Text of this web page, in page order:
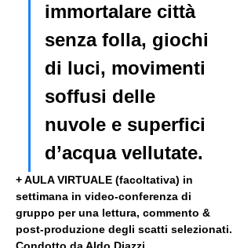
immortalare città
senza folla, giochi
di luci, movimenti
soffusi delle
nuvole e superfici
d’acqua vellutate.
+ AULA VIRTUALE (facoltativa) in
settimana in video-conferenza di
gruppo per una lettura, commento &
post-produzione degli scatti selezionati.